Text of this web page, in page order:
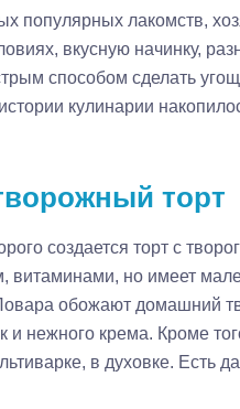
популярных лакомств,
вкусную начинку,
способом сделать
кулинарии
торт
создается торт с
витаминами, но имеет
обожают домашний
и нежного крема. Кроме
в духовке. Есть